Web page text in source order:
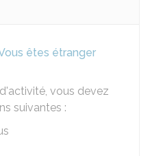
êtes étranger
vous devez
suivantes :